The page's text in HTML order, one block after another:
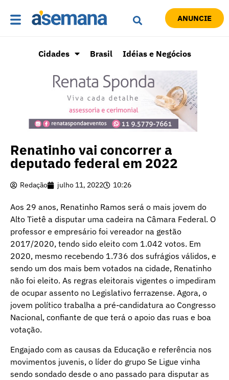
ANUNCIE
Cidades Brasil Idéias e Negócios
Renatinho vai concorrer a
deputado federal em 2022
Redação julho 11, 2022 10:26
Aos 29 anos, Renatinho Ramos será o mais jovem do
Alto Tietê a disputar uma cadeira na Câmara Federal. O
professor e empresário foi vereador na gestão
2017/2020, tendo sido eleito com 1.042 votos. Em
2020, mesmo recebendo 1.736 dos sufrágios válidos, e
sendo um dos mais bem votados na cidade, Renatinho
não foi eleito. As regras eleitorais vigentes o impediram
de ocupar assento no Legislativo ferrazense. Agora, o
jovem político trabalha a pré-candidatura ao Congresso
Nacional, confiante de que terá o apoio das ruas e boa
votação.
Engajado com as causas da Educação e referência nos
movimentos juvenis, o líder do grupo Se Ligue vinha
sendo sondado desde o ano passado para disputar as